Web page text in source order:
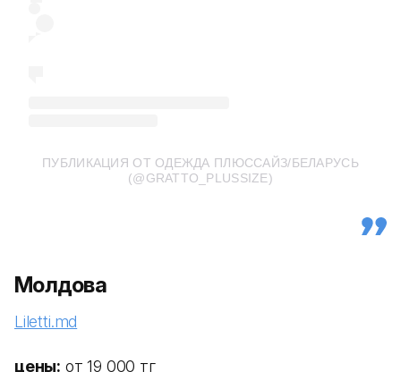
ПУБЛИКАЦИЯ ОТ ОДЕЖДА ПЛЮССАЙЗ/БЕЛАРУСЬ
(@GRATTO_PLUSSIZE)
Молдова
Liletti.md
цены: от 19 000 тг